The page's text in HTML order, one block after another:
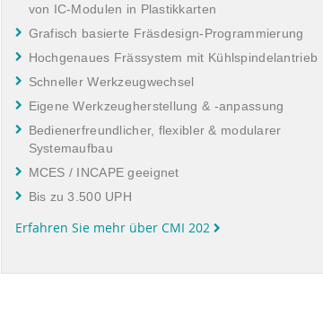
von IC-Modulen in Plastikkarten
Grafisch basierte Fräsdesign-Programmierung
Hochgenaues Frässystem mit Kühlspindelantrieb
Schneller Werkzeugwechsel
Eigene Werkzeugherstellung & -anpassung
Bedienerfreundlicher, flexibler & modularer
Systemaufbau
MCES / INCAPE geeignet
Bis zu 3.500 UPH
Erfahren Sie mehr über CMI 202